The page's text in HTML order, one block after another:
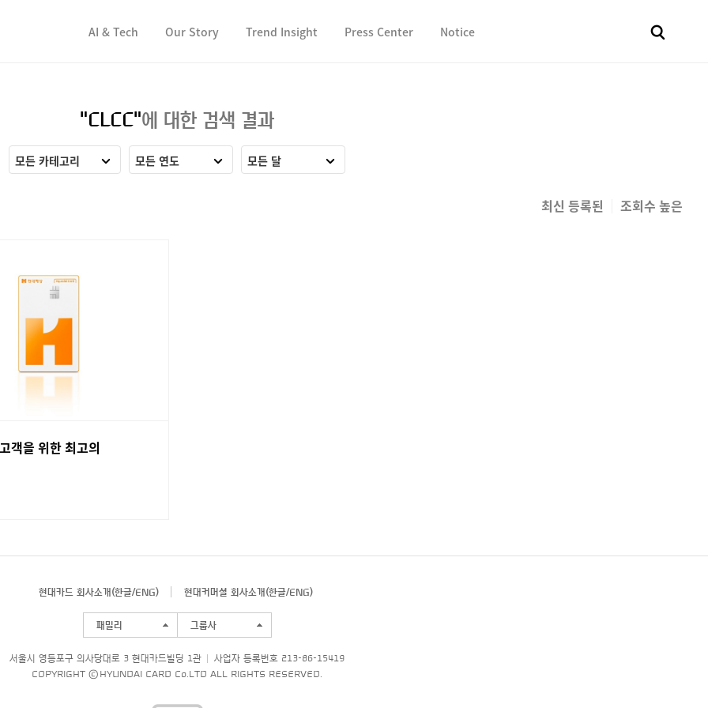
AI & Tech Our Story Trend Insight Press Center Notice
"CLCC"에 대한 검색 결과
모든 카테고리 모든 연도 모든 달
최신 등록된 조회수 높은
객을 위한 최고의
현대카드 회사소개(한글/ENG) 현대커머셜 회사소개(한글/ENG)
패밀리 그룹사
서울시 영등포구 의사당대로 3 현대카드빌딩 1관
사업자 등록번호 213-86-15419
COPYRIGHT © HYUNDAI CARD Co.LTD ALL RIGHTS RESERVED.